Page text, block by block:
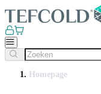
Homepage